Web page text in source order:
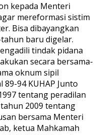
kepada Menteri
mereformasi sistim
Bisa dibayangkan
baru digelar.
tindak pidana
secara bersama-
oknum sipil
94 KUHAP Junto
tentang peradilan
2009 tentang
bersama Menteri
ketua Mahkamah